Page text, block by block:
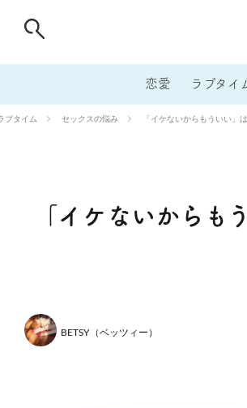
恋愛 ラブタイ
ブタイム セックスの悩み 「イケないからもういい」
「イケないからも
BETSY（ベッツィー）